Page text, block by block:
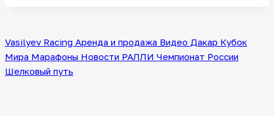
Vasilyev Racing Аренда и продажа Видео Дакар Кубок
Мира Марафоны Новости РАЛЛИ Чемпионат России
Шелковый путь